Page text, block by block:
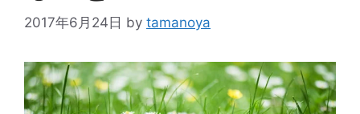
2017年6月24日 by tamanoya